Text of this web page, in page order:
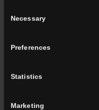
Selection
Necessary
Preferences
Statistics
Marketing